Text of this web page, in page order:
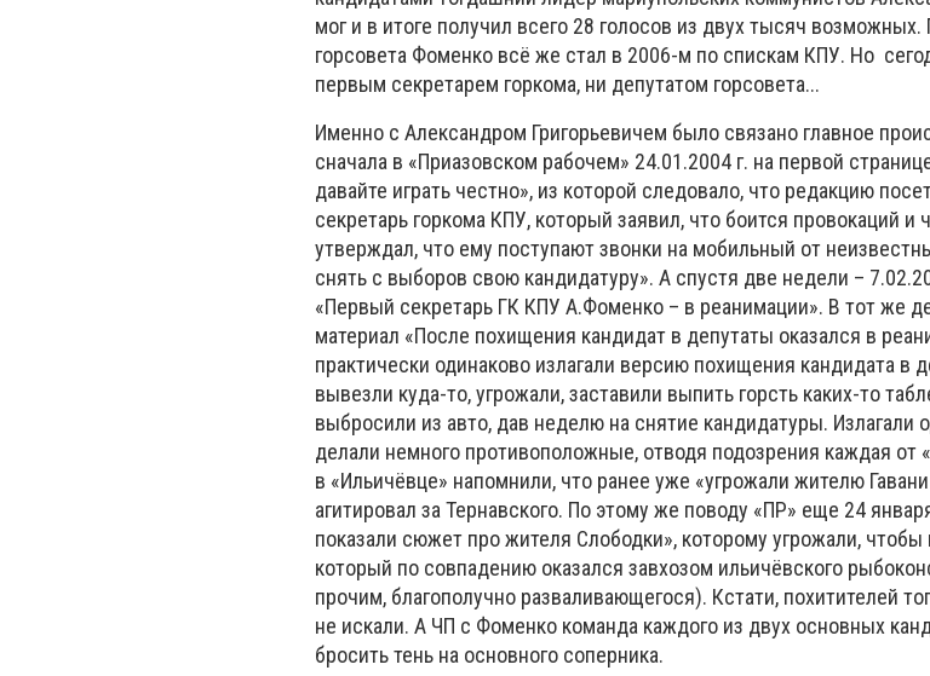
мог и в итоге получил всего 28 голосов из двух тысяч
горсовета Фоменко всё же стал в 2006-м по спискам КПУ. Но
первым секретарем горкома, ни депутатом горсовета...
Именно с Александром Григорьевичем было связано главное
сначала в «Приазовском рабочем» 24.01.2004 г. на первой
давайте играть честно», из которой следовало, что редакцию
секретарь горкома КПУ, который заявил, что боится провокаций и
утверждал, что ему поступают звонки на мобильный от
снять с выборов свою кандидатуру». А спустя две недели –
«Первый секретарь ГК КПУ А.Фоменко – в реанимации». В тот же
материал «После похищения кандидат в депутаты оказался в
практически одинаково излагали версию похищения кандидата в
вывезли куда-то, угрожали, заставили выпить горсть каких-то
выбросили из авто, дав неделю на снятие кандидатуры. Излагали
делали немного противоположные, отводя подозрения каждая от
в «Ильичёвце» напомнили, что ранее уже «угрожали жителю
агитировал за Тернавского. По этому же поводу «ПР» еще 24
показали сюжет про жителя Слободки», которому угрожали, чтобы
который по совпадению оказался завхозом ильичёвского
прочим, благополучно разваливающегося). Кстати, похитителей
не искали. А ЧП с Фоменко команда каждого из двух основных
бросить тень на основного соперника.